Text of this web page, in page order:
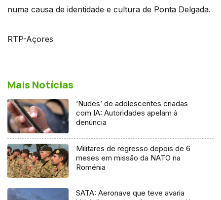
numa causa de identidade e cultura de Ponta Delgada.
RTP-Açores
Mais Notícias
‘Nudes’ de adolescentes criadas
com IA: Autoridades apelam à
denúncia
Militares de regresso depois de 6
meses em missão da NATO na
Roménia
SATA: Aeronave que teve avaria